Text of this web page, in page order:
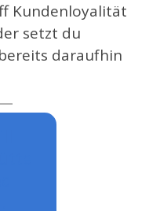
Kundenloyalität
setzt du
bereits daraufhin